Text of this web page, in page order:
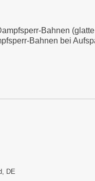
Bahnen
Bahnen bei
DE